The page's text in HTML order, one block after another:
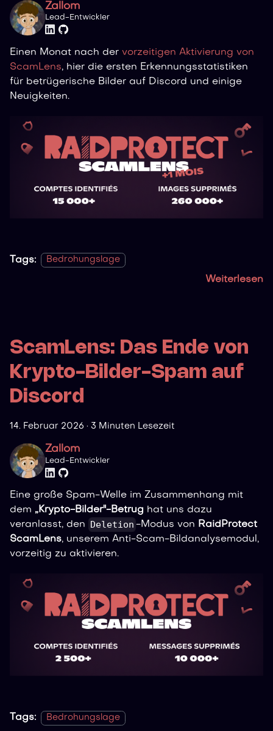
Zallom
Lead-Entwickler
Einen Monat nach der vorzeitigen Aktivierung von
ScamLens, hier die ersten Erkennungsstatistiken
für betrügerische Bilder auf Discord und einige
Neuigkeiten.
Tags: Bedrohungslage
Weiterlesen
ScamLens: Das Ende von
Krypto-Bilder-Spam auf
Discord
14. Februar 2026 · 3 Minuten Lesezeit
Zallom
Lead-Entwickler
Eine große Spam-Welle im Zusammenhang mit
dem „Krypto-Bilder"-Betrug hat uns dazu
veranlasst, den
Deletion -Modus von RaidProtect
ScamLens, unserem Anti-Scam-Bildanalysemodul,
vorzeitig zu aktivieren.
Tags: Bedrohungslage